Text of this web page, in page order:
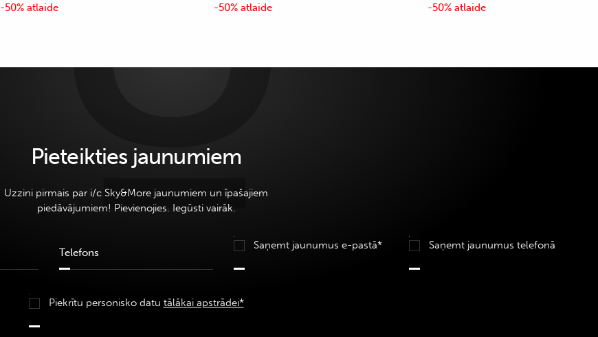
-50% atlaide -50% atlaide -50% atlaide
Pieteikties jaunumiem
Uzzini pirmais par i/c Sky&More jaunumiem un īpašajiem
piedāvājumiem! Pievienojies. Iegūsti vairāk.
Saņemt jaunumus e-pastā* Saņemt jaunumus telefonā
Piekrītu personisko datu tālākai apstrādei*